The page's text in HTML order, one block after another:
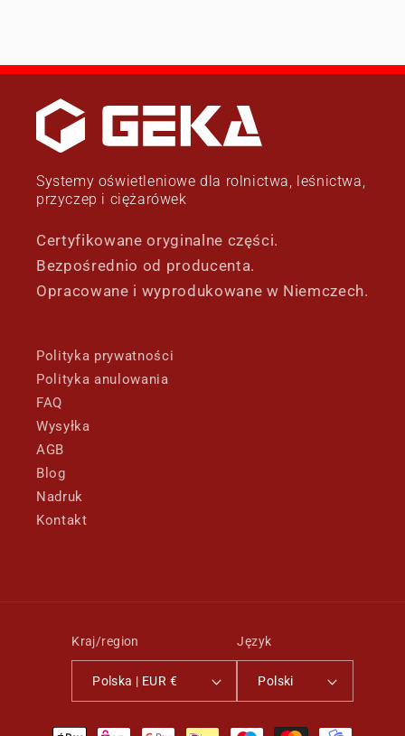
Systemy oświetleniowe dla rolnictwa, leśnictwa,
przyczep i ciężarówek
Certyfikowane oryginalne części.
Bezpośrednio od producenta.
Opracowane i wyprodukowane w Niemczech.
Polityka prywatności
Polityka anulowania
FAQ
Wysyłka
AGB
Blog
Nadruk
Kontakt
Kraj/region
Polska | EUR €
Język
Polski
Metody